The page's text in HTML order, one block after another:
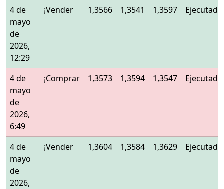
4 de
mayo
de
2026,
12:29
¡Vender 1,3566 1,3541 1,3597 Ejecutado
4 de
mayo
de
2026,
6:49
¡Comprar 1,3573 1,3594 1,3547 Ejecutado
4 de
mayo
de
2026,
¡Vender 1,3604 1,3584 1,3629 Ejecutado